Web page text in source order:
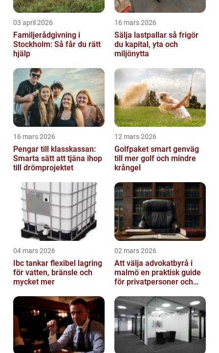
03 april 2026
Familjerådgivning i
Stockholm: Så får du rätt
hjälp
16 mars 2026
Sälja lastpallar så frigör
du kapital, yta och
miljönytta
16 mars 2026
Pengar till klasskassan:
Smarta sätt att tjäna ihop
till drömprojektet
12 mars 2026
Golfpaket smart genväg
till mer golf och mindre
krångel
04 mars 2026
Ibc tankar flexibel lagring
för vatten, bränsle och
mycket mer
02 mars 2026
Att välja advokatbyrå i
malmö en praktisk guide
för privatpersoner och